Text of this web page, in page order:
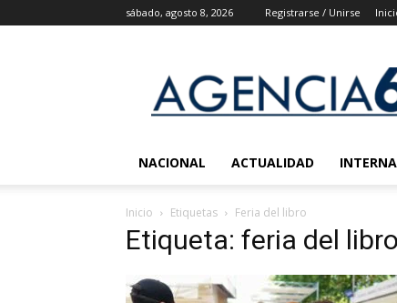
sábado, agosto 8, 2026 Registrarse / Unirse
6
Noticias
NACIONAL ACTUALIDAD
Inicio Etiquetas Feria del libro
Etiqueta: feria del libro